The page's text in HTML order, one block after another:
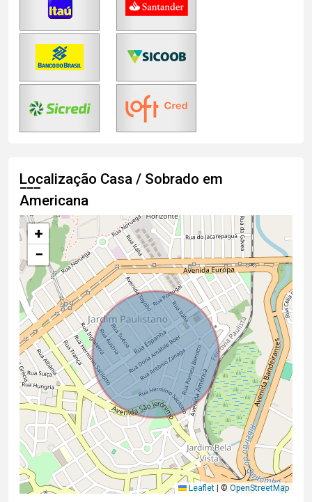
Localização Casa / Sobrado em
Americana
+
−
Leaflet |©OpenStreetMap